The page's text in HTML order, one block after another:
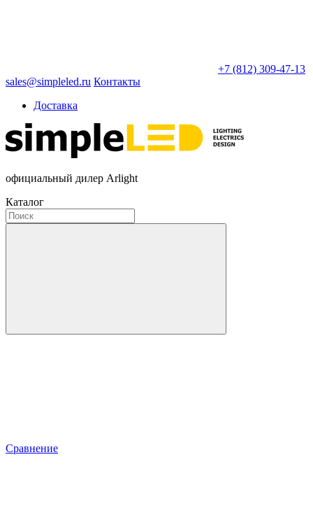
+7 (812) 309-47-13
sales@simpleled.ru Контакты
Доставка
официальный дилер Arlight
Каталог
Сравнение